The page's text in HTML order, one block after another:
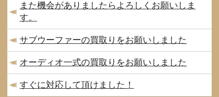
また機会がありましたらよろしくお願いしま
す。
サブウーファーの買取りをお願いしました
オーディオ一式の買取りをお願いしました
すぐに対応して頂けました！